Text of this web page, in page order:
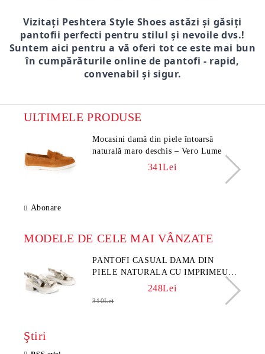
Vizitați Peshtera Style Shoes astăzi și găsiți
pantofii perfecti pentru stilul și nevoile dvs.!
Suntem aici pentru a vă oferi tot ce este mai bun
în cumpărăturile online de pantofi - rapid,
convenabil și sigur.
ULTIMELE PRODUSE
Mocasini damă din piele întoarsă
naturală maro deschis – Vero Lume
341Lei
Abonare
MODELE DE CELE MAI VÂNZATE
PANTOFI CASUAL DAMA DIN
PIELE NATURALA CU IMPRIMEU
FLORAL - MODEL LUNA
248Lei
310Lei
Ştiri